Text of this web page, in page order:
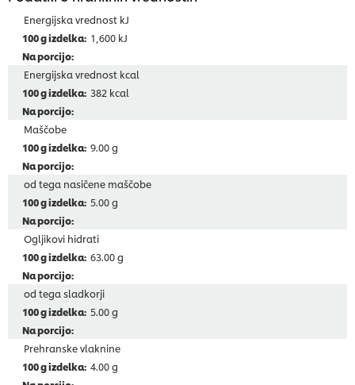
Energijska vrednost kJ
1,600 kJ
Energijska vrednost kcal
382 kcal
Maščobe
9.00 g
od tega nasičene maščobe
5.00 g
Ogljikovi hidrati
63.00 g
od tega sladkorji
5.00 g
Prehranske vlaknine
4.00 g